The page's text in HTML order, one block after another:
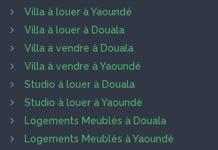
Villa à louer à Yaoundé
Villa à louer à Douala
Villa à vendre à Douala
Villa à vendre à Yaoundé
Studio à louer à Douala
Studio à louer à Yaoundé
Logements Meublés à Douala
Logements Meublés à Yaoundé